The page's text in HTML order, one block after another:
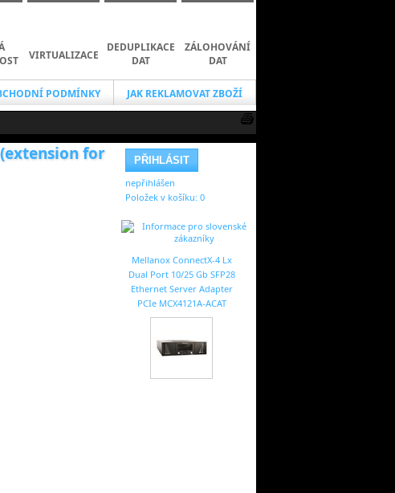
PODMÍNKY JAK REKLAMOVAT ZBOŽÍ
VIRTUALIZACE
DEDUPLIKACE
DAT
ZÁLOHOVÁNÍ
DAT
for
nepřihlášen
Položek v košíku: 0
Mellanox ConnectX-4 Lx
Dual Port 10/25 Gb SFP28
Ethernet Server Adapter
PCIe MCX4121A-ACAT